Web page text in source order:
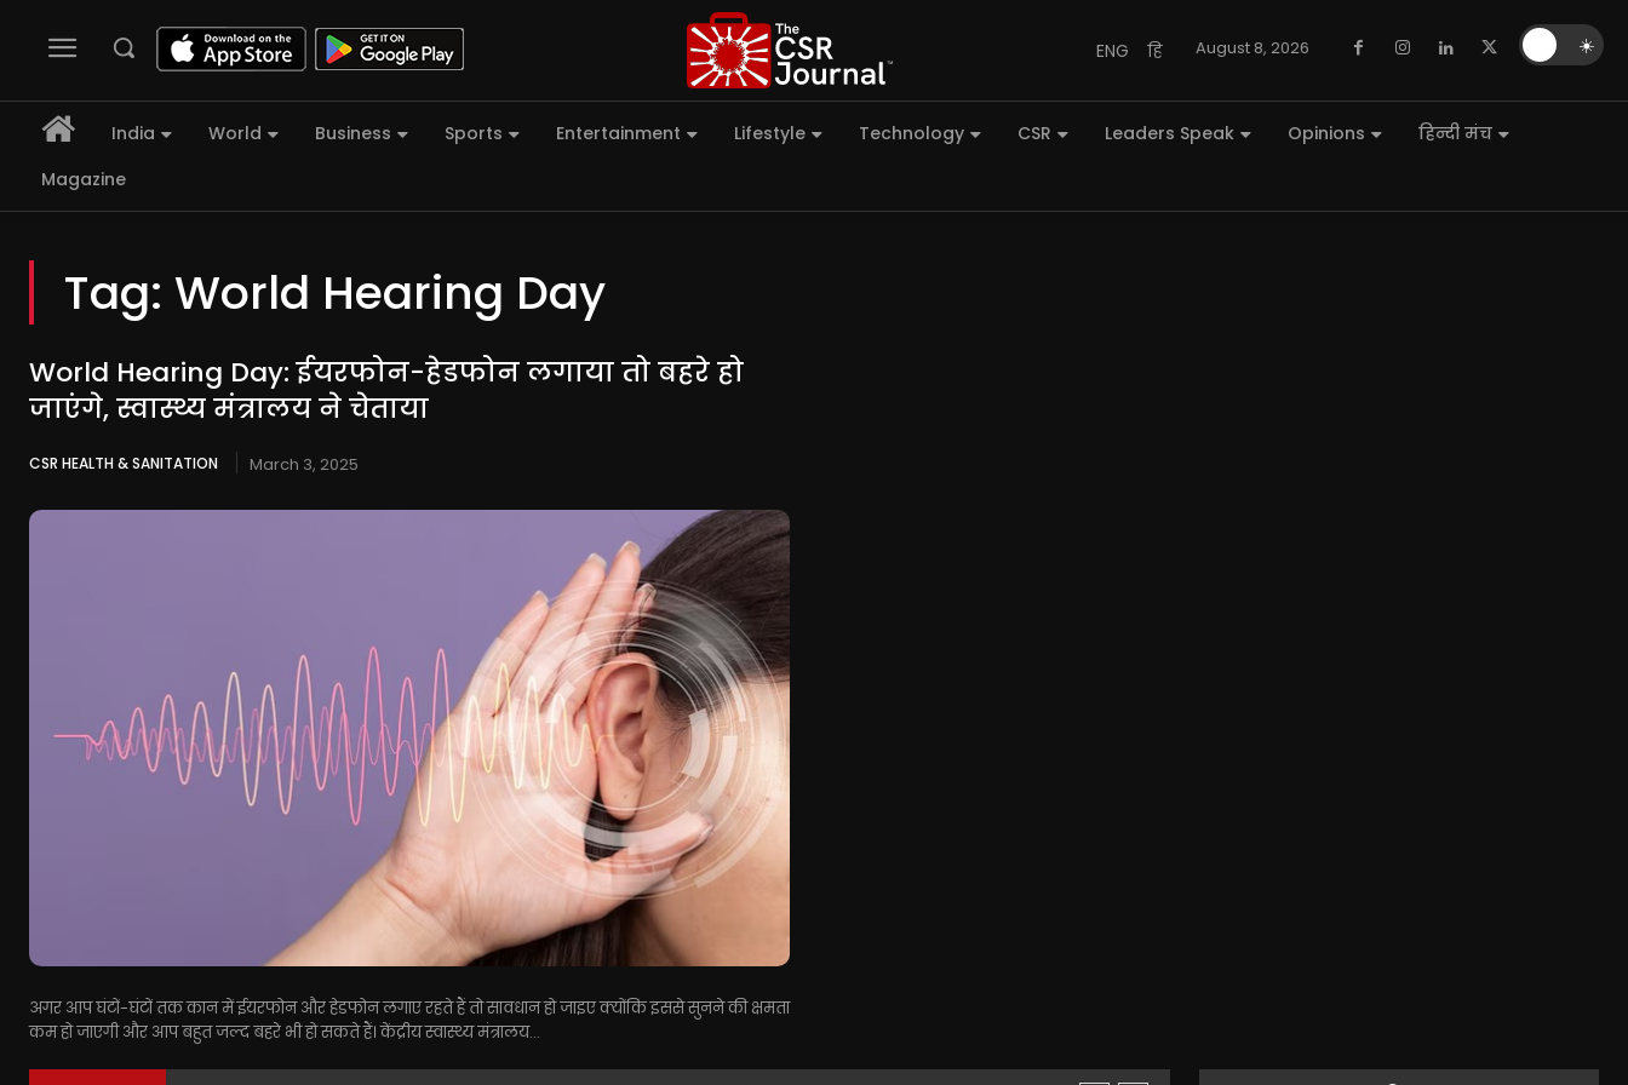
ENG हि August 8, 2026
India World Business Sports Entertainment Lifestyle Technology CSR Leaders Speak Opinions
हिन्दी मंच
Magazine
Tag: World Hearing Day
World Hearing Day: ईयरफोन-हेडफोन लगाया तो बहरे हो
जाएंगे, स्वास्थ्य मंत्रालय ने चेताया
CSR HEALTH & SANITATION March 3, 2025
अगर आप घंटों-घंटों तक कान में ईयरफोन और हेडफोन लगाए रहते हैं तो सावधान हो जाइए क्योंकि इससे सुनने की क्षमता
कम हो जाएगी और आप बहुत जल्द बहरे भी हो सकते हैं। केंद्रीय स्वास्थ्य मंत्रालय...
☀️